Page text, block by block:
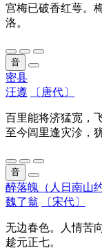
宫梅已破香红萼。
洛。
音
密县
汪遵
〔唐代〕
百里能将济猛宽，
至今闾里逢灾沴，
音
醉落魄（人日南山
魏了翁
〔宋代〕
无边春色。人情苦
趁元正七。